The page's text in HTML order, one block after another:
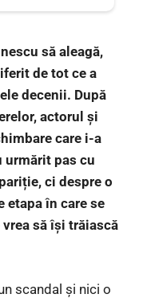
să aleagă,
de tot ce a
decenii. După
actorul și
care i-a
urmărit pas cu
ci despre o
etapa în care se
să își trăiască
scandal și nici o